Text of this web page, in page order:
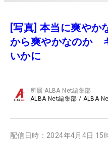
[写真] 本当に爽やか
から爽やかなのか
いかに
所属ALBA Net編集部
ALBA Net編集部 / ALBA
配信日時： 2024年4月4日 15